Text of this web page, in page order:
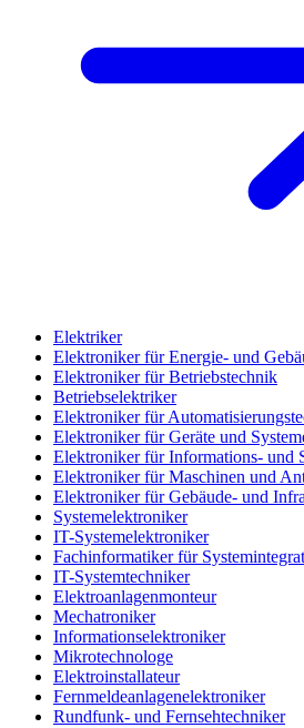
Elektriker
Elektroniker für Energie- und
Elektroniker für Betriebstechnik
Betriebselektriker
Elektroniker für
Elektroniker für Geräte und
Elektroniker für Informations- und
Elektroniker für Maschinen und
Elektroniker für Gebäude- und
Systemelektroniker
IT-Systemelektroniker
Fachinformatiker für
IT-Systemtechniker
Elektroanlagenmonteur
Mechatroniker
Informationselektroniker
Mikrotechnologe
Elektroinstallateur
Fernmeldeanlagenelektroniker
Rundfunk- und Fernsehtechniker